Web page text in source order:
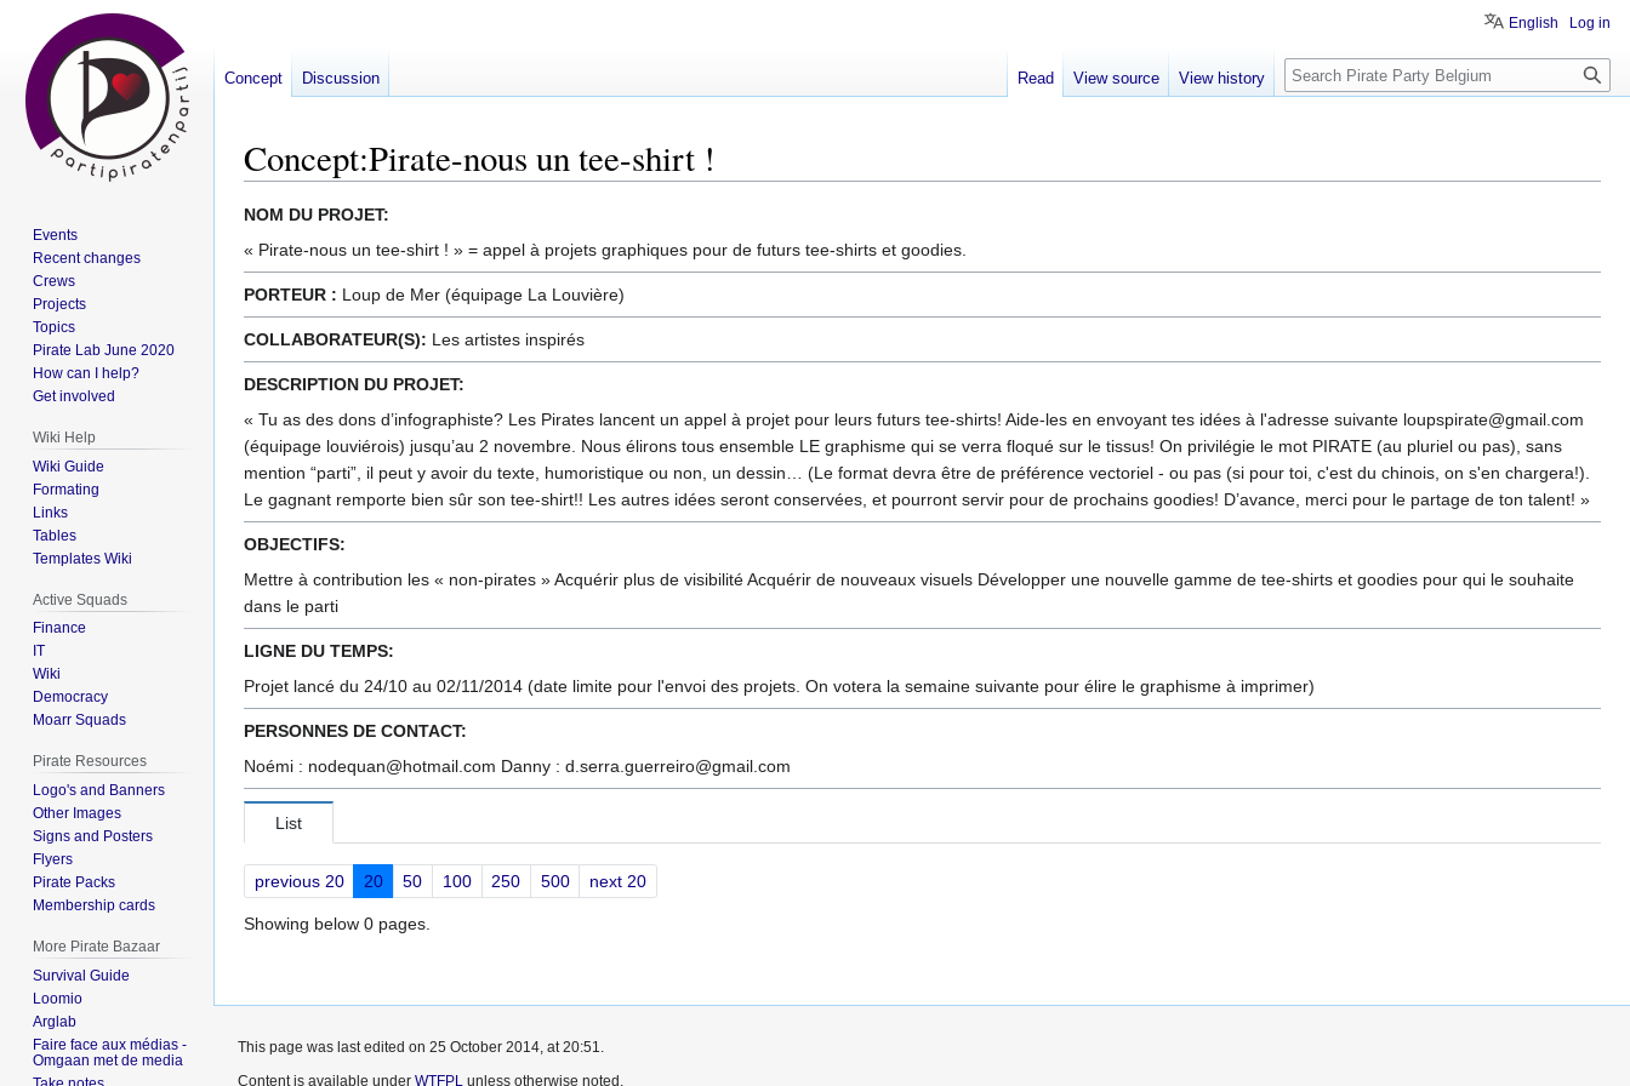
Concept:Pirate-nous un tee-shirt !
Jump
Jump
NOM DU PROJET:
« Pirate-nous un tee-shirt ! » = appel à projets graphiques pour de futurs tee-shirts et goodies.
PORTEUR : Loup de Mer (équipage La Louvière)
COLLABORATEUR(S): Les artistes inspirés
DESCRIPTION DU PROJET:
« Tu as des dons d’infographiste? Les Pirates lancent un appel à projet pour leurs futurs tee-shirts! Aide-les en envoyant tes idées à l'adresse suivante loupspirate@gmail.com
(équipage louviérois) jusqu’au 2 novembre. Nous élirons tous ensemble LE graphisme qui se verra floqué sur le tissus! On privilégie le mot PIRATE (au pluriel ou pas), sans
mention “parti”, il peut y avoir du texte, humoristique ou non, un dessin… (Le format devra être de préférence vectoriel - ou pas (si pour toi, c'est du chinois, on s'en chargera!).
Le gagnant remporte bien sûr son tee-shirt!! Les autres idées seront conservées, et pourront servir pour de prochains goodies! D’avance, merci pour le partage de ton talent! »
OBJECTIFS:
Mettre à contribution les « non-pirates » Acquérir plus de visibilité Acquérir de nouveaux visuels Développer une nouvelle gamme de tee-shirts et goodies pour qui le souhaite
dans le parti
LIGNE DU TEMPS:
Projet lancé du 24/10 au 02/11/2014 (date limite pour l'envoi des projets. On votera la semaine suivante pour élire le graphisme à imprimer)
PERSONNES DE CONTACT:
Noémi : nodequan@hotmail.com Danny : d.serra.guerreiro@gmail.com
List
previous 20 20 50 100 250 500 next 20
Showing below 0 pages.
English Log in
Concept Discussion Read View source View history Search
Events
Recent changes
Crews
Projects
Topics
Pirate Lab June 2020
How can I help?
Get involved
Wiki Help
Wiki Guide
Formating
Links
Tables
Templates Wiki
Active Squads
Finance
IT
Wiki
Democracy
Moarr Squads
Pirate Resources
Logo's and Banners
Other Images
Signs and Posters
Flyers
Pirate Packs
Membership cards
More Pirate Bazaar
Survival Guide
Loomio
Arglab
Faire face aux médias -
Omgaan met de media
This page was last edited on 25 October 2014, at 20:51.
Content is available under WTFPL unless otherwise noted.